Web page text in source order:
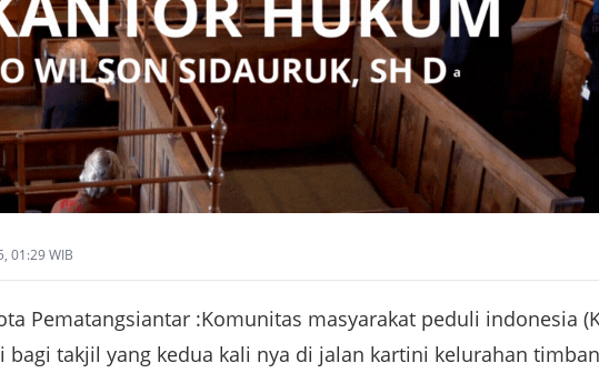
01:29 WIB
Pematangsiantar :Komunitas masyarakat peduli indonesia
bagi takjil yang kedua kali nya di jalan kartini kelurahan